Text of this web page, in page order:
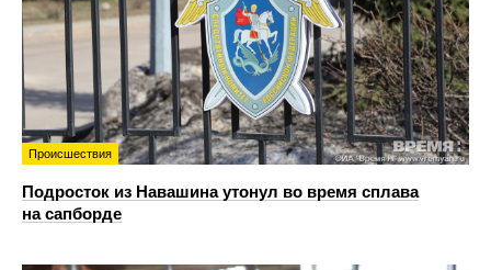
Происшествия
Подросток из Навашина утонул во время сплава
на сапборде